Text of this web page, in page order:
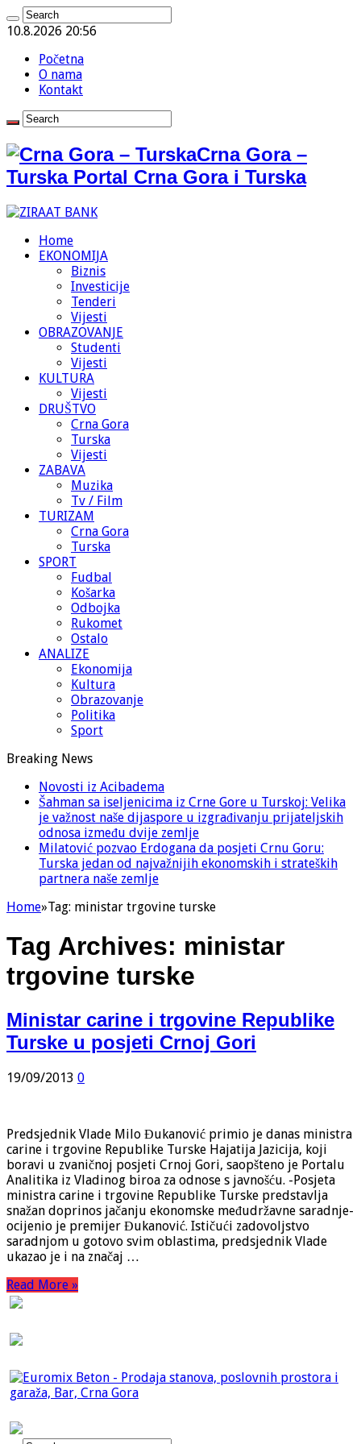
10.8.2026 20:56
Početna
O nama
Kontakt
Crna Gora –
Turska Portal Crna Gora i Turska
Home
EKONOMIJA
Biznis
Investicije
Tenderi
Vijesti
OBRAZOVANJE
Studenti
Vijesti
KULTURA
Vijesti
DRUŠTVO
Crna Gora
Turska
Vijesti
ZABAVA
Muzika
Tv / Film
TURIZAM
Crna Gora
Turska
SPORT
Fudbal
Košarka
Odbojka
Rukomet
Ostalo
ANALIZE
Ekonomija
Kultura
Obrazovanje
Politika
Sport
Breaking News
Novosti iz Acibadema
Šahman sa iseljenicima iz Crne Gore u Turskoj: Velika
je važnost naše dijaspore u izgrađivanju prijateljskih
odnosa između dvije zemlje
Milatović pozvao Erdogana da posjeti Crnu Goru:
Turska jedan od najvažnijih ekonomskih i strateških
partnera naše zemlje
Home»Tag: ministar trgovine turske
Tag Archives: ministar
trgovine turske
Ministar carine i trgovine Republike
Turske u posjeti Crnoj Gori
19/09/2013 0
Predsjednik Vlade Milo Đukanović primio je danas ministra
carine i trgovine Republike Turske Hajatija Jazicija, koji
boravi u zvaničnoj posjeti Crnoj Gori, saopšteno je Portalu
Analitika iz Vladinog biroa za odnose s javnošću. -Posjeta
ministra carine i trgovine Republike Turske predstavlja
snažan doprinos jačanju ekonomske međudržavne saradnje-
ocijenio je premijer Đukanović. Ističući zadovoljstvo
saradnjom u gotovo svim oblastima, predsjednik Vlade
ukazao je i na značaj …
Read More »